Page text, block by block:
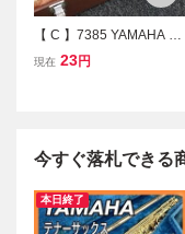
【 C 】7385 YAMAHA YT
S-32 #011588 テナーサ
現在 23円
今すぐ落札できる
本日終了